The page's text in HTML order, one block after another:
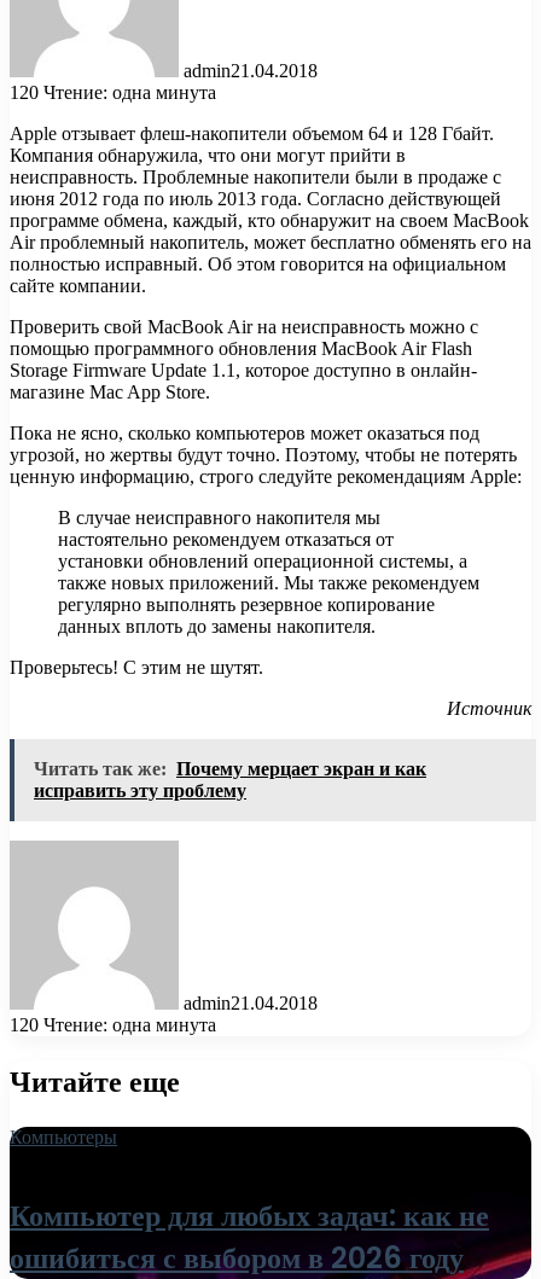
admin21.04.2018
120 Чтение: одна минута
Apple отзывает флеш-накопители объемом 64 и 128 Гбайт.
Компания обнаружила, что они могут прийти в
неисправность. Проблемные накопители были в продаже с
июня 2012 года по июль 2013 года. Согласно действующей
программе обмена, каждый, кто обнаружит на своем MacBook
Air проблемный накопитель, может бесплатно обменять его на
полностью исправный. Об этом говорится на официальном
сайте компании.
Проверить свой MacBook Air на неисправность можно с
помощью программного обновления MacBook Air Flash
Storage Firmware Update 1.1, которое доступно в онлайн-
магазине Mac App Store.
Пока не ясно, сколько компьютеров может оказаться под
угрозой, но жертвы будут точно. Поэтому, чтобы не потерять
ценную информацию, строго следуйте рекомендациям Apple:
В случае неисправного накопителя мы
настоятельно рекомендуем отказаться от
установки обновлений операционной системы, а
также новых приложений. Мы также рекомендуем
регулярно выполнять резервное копирование
данных вплоть до замены накопителя.
Проверьтесь! С этим не шутят.
Источник
Читать так же: Почему мерцает экран и как
исправить эту проблему
admin21.04.2018
120 Чтение: одна минута
Читайте еще
Компьютеры
Компьютер для любых задач: как не
ошибиться с выбором в 2026 году